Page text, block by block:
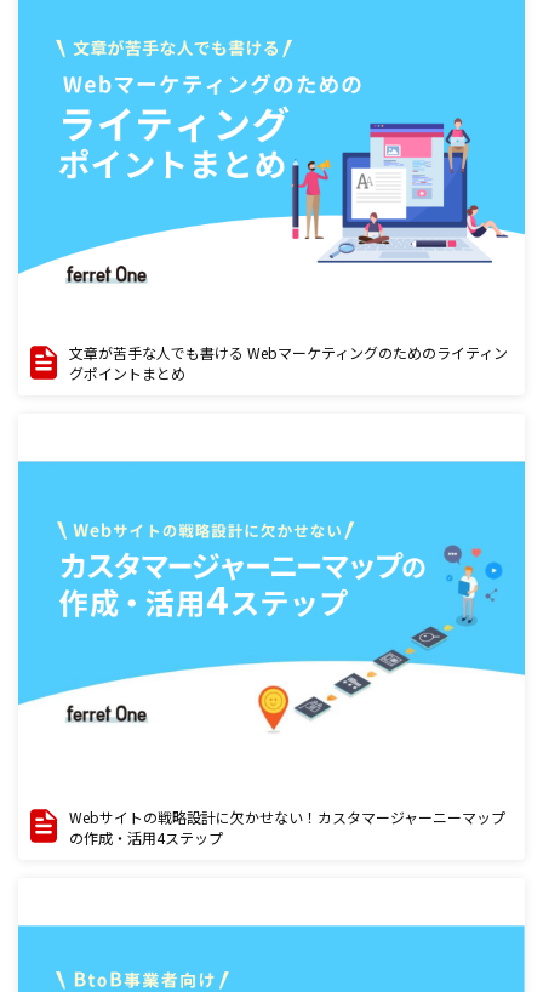
文章が苦手な人でも書ける Webマーケティングのためのライティン
グポイントまとめ
Webサイトの戦略設計に欠かせない！カスタマージャーニーマップ
の作成・活用4ステップ